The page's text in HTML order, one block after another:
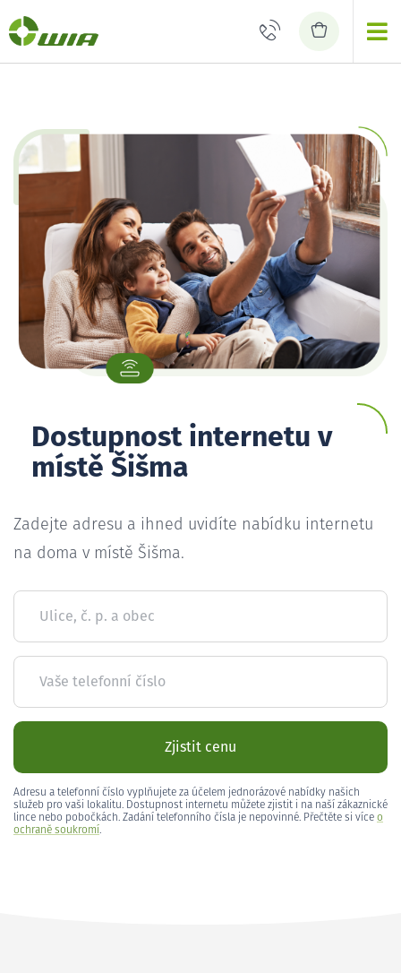
Dostupnost internetu v
místě Šišma
Zadejte adresu a ihned uvidíte nabídku internetu
na doma v místě Šišma.
Ulice, č. p. a obec
Vaše telefonní číslo
Zjistit cenu
Adresu a telefonní číslo vyplňujete za účelem jednorázové nabídky našich
služeb pro vaši lokalitu. Dostupnost internetu můžete zjistit i na naší zákaznické
lince nebo pobočkách. Zadání telefonního čísla je nepovinné. Přečtěte si více o
ochraně soukromí.